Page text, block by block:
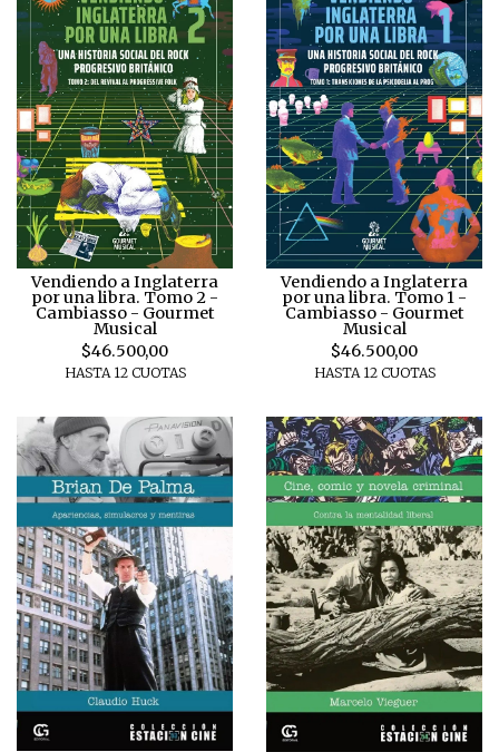
Vendiendo a Inglaterra
por una libra. Tomo 2 -
Cambiasso - Gourmet
Musical
$46.500,00
HASTA 12 CUOTAS
Vendiendo a Inglaterra
por una libra. Tomo 1 -
Cambiasso - Gourmet
Musical
$46.500,00
HASTA 12 CUOTAS